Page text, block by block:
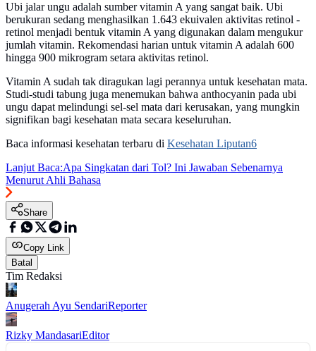
Ubi jalar ungu adalah sumber vitamin A yang sangat baik. Ubi
berukuran sedang menghasilkan 1.643 ekuivalen aktivitas retinol -
retinol menjadi bentuk vitamin A yang digunakan dalam mengukur
jumlah vitamin. Rekomendasi harian untuk vitamin A adalah 600
hingga 900 mikrogram setara aktivitas retinol.
Vitamin A sudah tak diragukan lagi perannya untuk kesehatan mata.
Studi-studi tabung juga menemukan bahwa anthocyanin pada ubi
ungu dapat melindungi sel-sel mata dari kerusakan, yang mungkin
signifikan bagi kesehatan mata secara keseluruhan.
Baca informasi kesehatan terbaru di Kesehatan Liputan6
Lanjut Baca:Apa Singkatan dari Tol? Ini Jawaban Sebenarnya
Menurut Ahli Bahasa
Share
Copy Link
Batal
Tim Redaksi
Anugerah Ayu SendariReporter
Rizky MandasariEditor